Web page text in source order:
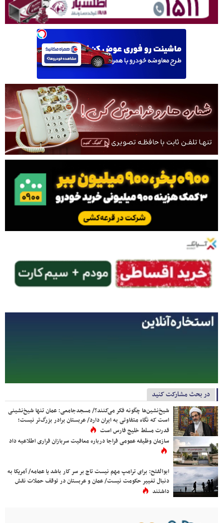
در بحث مشارکت کنید
شیخ‌نشین‌ها چگونه فکر می‌کنند؟/ مسجدجامعی: عمان تنها شیخ‌نشینی
است که نگاه متفاوتی به ایران دارد/ عربستان برادر بزرگ‌تر نیست؛
قدرت مسلط خلیج فارس است
سازمان وظیفه عمومی فراجا درباره معافیت سربازان فراری اطلاعیه داد
ابوالفتح: برای ترامپ مهم نیست تاج بر سر کار باشد یا عمامه/ آمریکا به
دنبال تغییر حکومت نیست/ عمان و عربستان در توقف حملات نقش
داشتند